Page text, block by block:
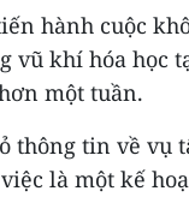
hành cuộc
vũ khí hóa học
một tuần.
thông tin về vụ
là một kế